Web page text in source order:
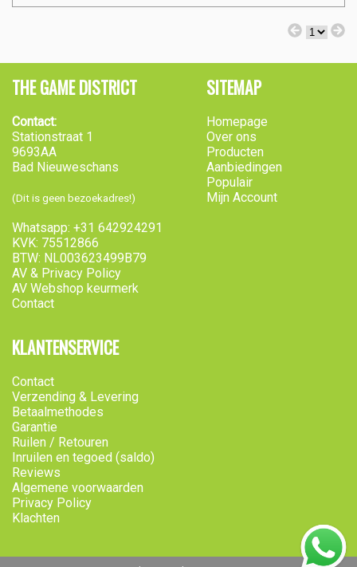
THE GAME DISTRICT
Contact:
Stationstraat 1
9693AA
Bad Nieuweschans
(Dit is geen bezoekadres!)
Whatsapp: +31 642924291
KVK: 75512866
BTW: NL003623499B79
AV & Privacy Policy
AV Webshop keurmerk
Contact
SITEMAP
Homepage
Over ons
Producten
Aanbiedingen
Populair
Mijn Account
KLANTENSERVICE
Contact
Verzending & Levering
Betaalmethodes
Garantie
Ruilen / Retouren
Inruilen en tegoed (saldo)
Reviews
Algemene voorwaarden
Privacy Policy
Klachten